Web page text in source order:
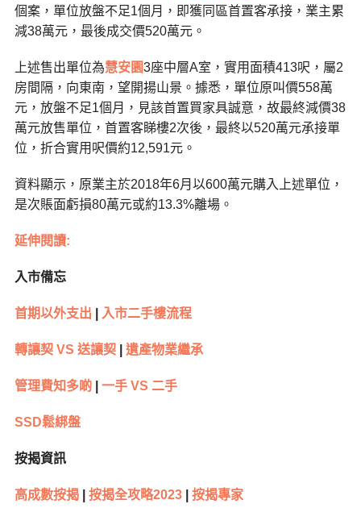
個案，單位放盤不足1個月，即獲同區首置客承接，業主累
減38萬元，最後成交價520萬元。
上述售出單位為慧安園3座中層A室，實用面積413呎，屬2
房間隔，向東南，望開揚山景。據悉，單位原叫價558萬
元，放盤不足1個月，見該首置買家具誠意，故最終減價38
萬元放售單位，首置客睇樓2次後，最終以520萬元承接單
位，折合實用呎價約12,591元。
資料顯示，原業主於2018年6月以600萬元購入上述單位，
是次賬面虧損80萬元或約13.3%離場。
延伸閱讀:
入市備忘
首期以外支出 入市二手樓流程
轉讓契 VS 送讓契| 遺產物業繼承
管理費知多啲| 一手 VS 二手
SSD鬆綁盤
按揭資訊
高成數按揭| 按揭全攻略2023| 按揭專家